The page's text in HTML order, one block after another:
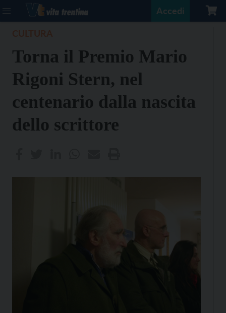
Accedi
Torna il Premio Mario
Rigoni Stern, nel
centenario dalla nascita
dello scrittore